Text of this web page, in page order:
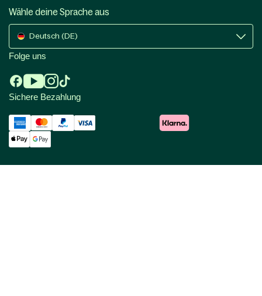
Wähle deine Sprache aus
Deutsch (DE)
Folge uns
Sichere Bezahlung